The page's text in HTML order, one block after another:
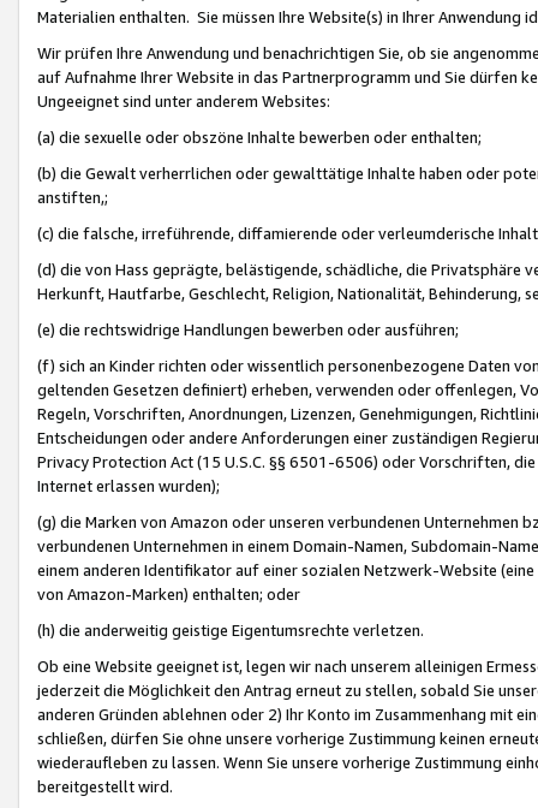
Materialien enthalten. Sie müssen Ihre Website(s) in Ihrer Anwendung
Wir prüfen Ihre Anwendung und benachrichtigen Sie, ob sie
auf Aufnahme Ihrer Website in das Partnerprogramm und Sie dürfen
Ungeeignet sind unter anderem Websites:
(a) die sexuelle oder obszöne Inhalte bewerben oder enthalten;
(b) die Gewalt verherrlichen oder gewalttätige Inhalte haben oder
anstiften,;
(c) die falsche, irreführende, diffamierende oder verleumderische
(d) die von Hass geprägte, belästigende, schädliche, die Privatsphäre
Herkunft, Hautfarbe, Geschlecht, Religion, Nationalität, Behinderung,
(e) die rechtswidrige Handlungen bewerben oder ausführen;
(f) sich an Kinder richten oder wissentlich personenbezogene Daten
geltenden Gesetzen definiert) erheben, verwenden oder offenlegen,
Regeln, Vorschriften, Anordnungen, Lizenzen, Genehmigungen,
Entscheidungen oder andere Anforderungen einer zuständigen
Privacy Protection Act (15 U.S.C. §§ 6501-6506) oder Vorschriften,
Internet erlassen wurden);
(g) die Marken von Amazon oder unseren verbundenen Unternehmen
verbundenen Unternehmen in einem Domain-Namen, Subdomain-
einem anderen Identifikator auf einer sozialen Netzwerk-Website
von Amazon-Marken) enthalten; oder
(h) die anderweitig geistige Eigentumsrechte verletzen.
Ob eine Website geeignet ist, legen wir nach unserem alleinigen
jederzeit die Möglichkeit den Antrag erneut zu stellen, sobald Sie
anderen Gründen ablehnen oder 2) Ihr Konto im Zusammenhang mit
schließen, dürfen Sie ohne unsere vorherige Zustimmung keinen
wiederaufleben zu lassen. Wenn Sie unsere vorherige Zustimmung
bereitgestellt wird.